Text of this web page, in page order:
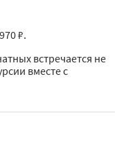
₽.
встречается не
вместе с